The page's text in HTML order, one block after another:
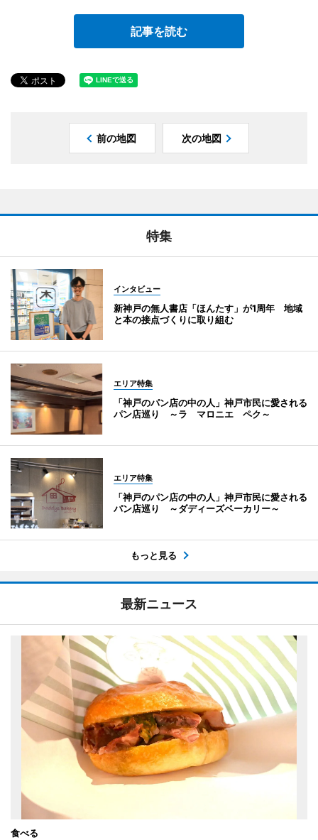
記事を読む
前の地図 次の地図
特集
インタビュー
新神戸の無人書店「ほんたす」が1周年 地域
と本の接点づくりに取り組む
エリア特集
「神戸のパン店の中の人」神戸市民に愛される
パン店巡り ～ラ マロニエ ペク～
エリア特集
「神戸のパン店の中の人」神戸市民に愛される
パン店巡り ～ダディーズベーカリー～
もっと見る
最新ニュース
食べる